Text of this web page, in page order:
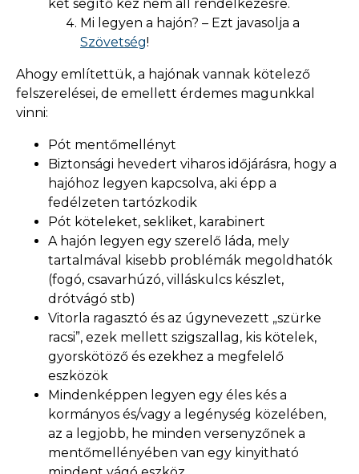
két segítő kéz nem áll rendelkezésre.
Mi legyen a hajón? – Ezt javasolja a
Szövetség!
Ahogy említettük, a hajónak vannak kötelező
felszerelései, de emellett érdemes magunkkal
vinni:
Pót mentőmellényt
Biztonsági hevedert viharos időjárásra, hogy a
hajóhoz legyen kapcsolva, aki épp a
fedélzeten tartózkodik
Pót köteleket, sekliket, karabinert
A hajón legyen egy szerelő láda, mely
tartalmával kisebb problémák megoldhatók
(fogó, csavarhúzó, villáskulcs készlet,
drótvágó stb)
Vitorla ragasztó és az úgynevezett „szürke
racsi”, ezek mellett szigszallag, kis kötelek,
gyorskötöző és ezekhez a megfelelő
eszközök
Mindenképpen legyen egy éles kés a
kormányos és/vagy a legénység közelében,
az a legjobb, he minden versenyzőnek a
mentőmellényében van egy kinyitható